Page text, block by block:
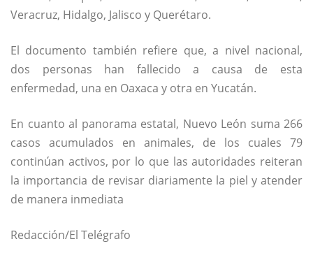
Veracruz, Hidalgo, Jalisco y Querétaro.
El documento también refiere que, a nivel nacional,
dos personas han fallecido a causa de esta
enfermedad, una en Oaxaca y otra en Yucatán.
En cuanto al panorama estatal, Nuevo León suma 266
casos acumulados en animales, de los cuales 79
continúan activos, por lo que las autoridades reiteran
la importancia de revisar diariamente la piel y atender
de manera inmediata
Redacción/El Telégrafo